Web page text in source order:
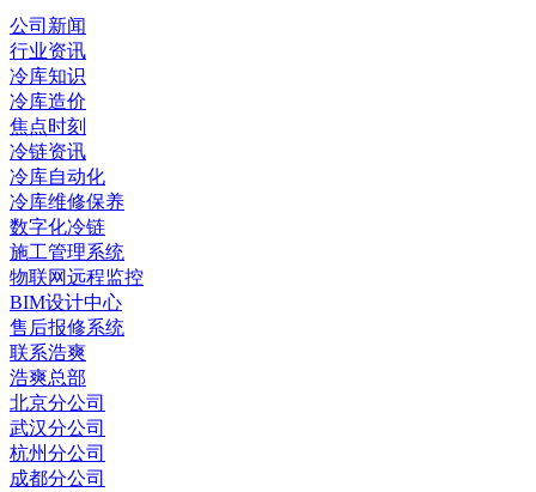
公司新闻
行业资讯
冷库知识
冷库造价
焦点时刻
冷链资讯
冷库自动化
冷库维修保养
数字化冷链
施工管理系统
物联网远程监控
BIM设计中心
售后报修系统
联系浩爽
浩爽总部
北京分公司
武汉分公司
杭州分公司
成都分公司